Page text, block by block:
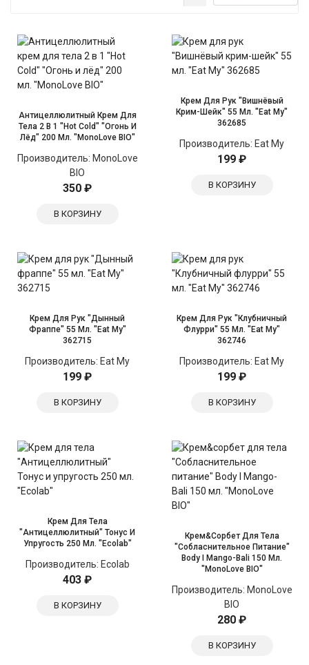
Антицеллюлитный Крем Для
Тела 2 В 1 "Hot Cold" "Огонь И
Лёд" 200 Мл. "MonoLove BIO"
Производитель: MonoLove
BIO
350 ₽
В КОРЗИНУ
Крем Для Рук "Вишнёвый
Крим-Шейк" 55 Мл. "Eat My"
362685
Производитель: Eat My
199 ₽
В КОРЗИНУ
Крем Для Рук "Дынный
Фраппе" 55 Мл. "Eat My"
362715
Производитель: Eat My
199 ₽
В КОРЗИНУ
Крем Для Рук "Клубничный
Флурри" 55 Мл. "Eat My"
362746
Производитель: Eat My
199 ₽
В КОРЗИНУ
Крем Для Тела
"Антицеллюлитный" Тонус И
Упругость 250 Мл. "Ecolab"
Производитель: Ecolab
403 ₽
В КОРЗИНУ
Крем&сорбет Для Тела
"Собласнительное Питание"
Body I Mango-Bali 150 Мл.
"MonoLove BIO"
Производитель: MonoLove
BIO
280 ₽
В КОРЗИНУ